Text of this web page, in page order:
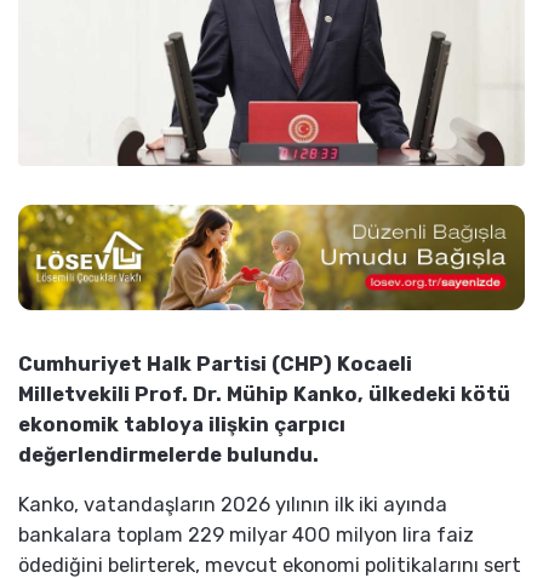
Cumhuriyet Halk Partisi (CHP) Kocaeli
Milletvekili Prof. Dr. Mühip Kanko, ülkedeki kötü
ekonomik tabloya ilişkin çarpıcı
değerlendirmelerde bulundu.
Kanko, vatandaşların 2026 yılının ilk iki ayında
bankalara toplam 229 milyar 400 milyon lira faiz
ödediğini belirterek, mevcut ekonomi politikalarını sert